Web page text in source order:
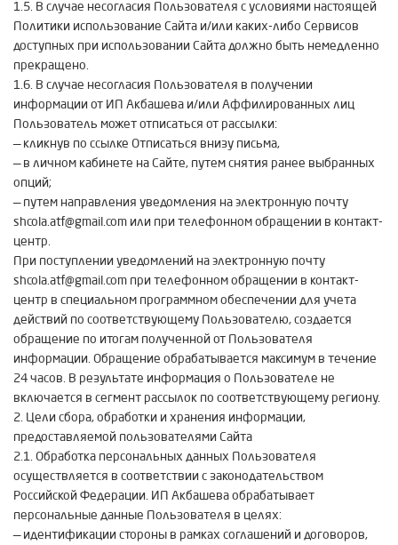
1.5. В случае несогласия Пользователя с условиями настоящей
Политики использование Сайта и/или каких-либо Сервисов
доступных при использовании Сайта должно быть немедленно
прекращено.
1.6. В случае несогласия Пользователя в получении
информации от ИП Акбашева и/или Аффилированных лиц
Пользователь может отписаться от рассылки:
— кликнув по ссылке Отписаться внизу письма,
— в личном кабинете на Сайте, путем снятия ранее выбранных
опций;
— путем направления уведомления на электронную почту
shcola.atf@gmail.com или при телефонном обращении в контакт-
центр.
При поступлении уведомлений на электронную почту
shcola.atf@gmail.com при телефонном обращении в контакт-
центр в специальном программном обеспечении для учета
действий по соответствующему Пользователю, создается
обращение по итогам полученной от Пользователя
информации. Обращение обрабатывается максимум в течение
24 часов. В результате информация о Пользователе не
включается в сегмент рассылок по соответствующему региону.
2. Цели сбора, обработки и хранения информации,
предоставляемой пользователями Сайта
2.1. Обработка персональных данных Пользователя
осуществляется в соответствии с законодательством
Российской Федерации. ИП Акбашева обрабатывает
персональные данные Пользователя в целях:
— идентификации стороны в рамках соглашений и договоров,